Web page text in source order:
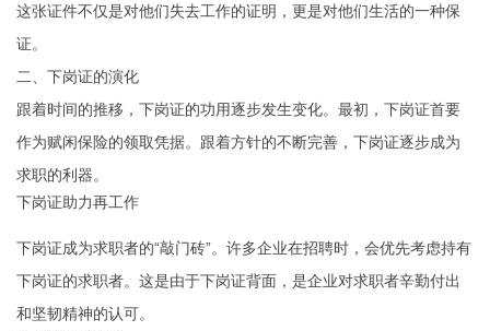
这张证件不仅是对他们失去工作的证明，更是对他们生活的一种保
证。
二、下岗证的演化
跟着时间的推移，下岗证的功用逐步发生变化。最初，下岗证首要
作为赋闲保险的领取凭据。跟着方针的不断完善，下岗证逐步成为
求职的利器。
下岗证助力再工作
下岗证成为求职者的“敲门砖”。许多企业在招聘时，会优先考虑持有
下岗证的求职者。这是由于下岗证背面，是企业对求职者辛勤付出
和坚韧精神的认可。